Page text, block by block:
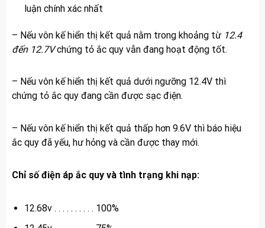
luận chính xác nhất
– Nếu vôn kế hiển thị kết quả nằm trong khoảng từ 12.4
đến 12.7Vchứng tỏ ắc quy vẫn đang hoạt động tốt.
– Nếu vôn kế hiển thị kết quả dưới ngưỡng 12.4V thì
chứng tỏ ắc quy đang cần được sạc điện.
– Nếu vôn kế hiển thị kết quả thấp hơn 9.6V thì báo hiệu
ắc quy đã yếu, hư hỏng và cần được thay mới.
Chỉ số điện áp ắc quy và tình trạng khi nạp:
12.68v . . . . . . . . . . 100%